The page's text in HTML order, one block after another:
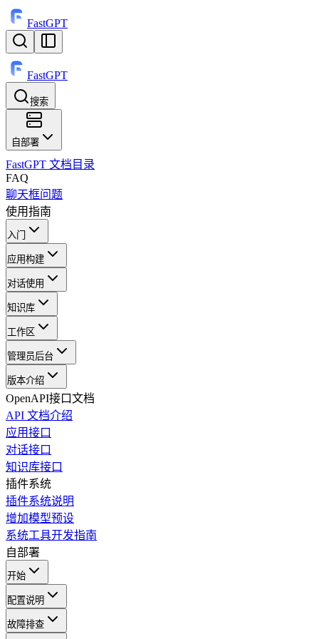
FastGPT
FastGPT
搜索
⌘K
自部署
FastGPT 文档目录
FAQ
聊天框问题
使用指南
入门
应用构建
对话使用
知识库
工作区
管理员后台
版本介绍
OpenAPI接口文档
API 文档介绍
应用接口
对话接口
知识库接口
插件系统
插件系统说明
增加模型预设
系统工具开发指南
自部署
开始
配置说明
故障排查